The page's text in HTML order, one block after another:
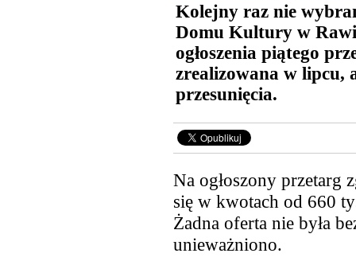
Kolejny raz nie
Domu Kultury w
ogłoszenia piątego
zrealizowana w lipcu,
przesunięcia.
Na ogłoszony przetarg
się w kwotach od 660
Żadna oferta nie była
unieważniono.